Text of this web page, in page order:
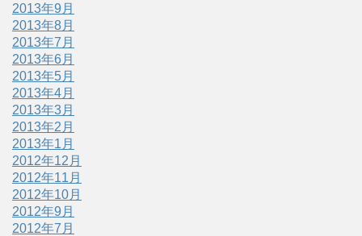
2013年9月
2013年8月
2013年7月
2013年6月
2013年5月
2013年4月
2013年3月
2013年2月
2013年1月
2012年12月
2012年11月
2012年10月
2012年9月
2012年7月